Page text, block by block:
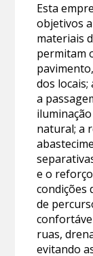
Esta
objetivos
materiais
permitam
dos
a
natural; a
e o
condições
de
ruas,
evitando